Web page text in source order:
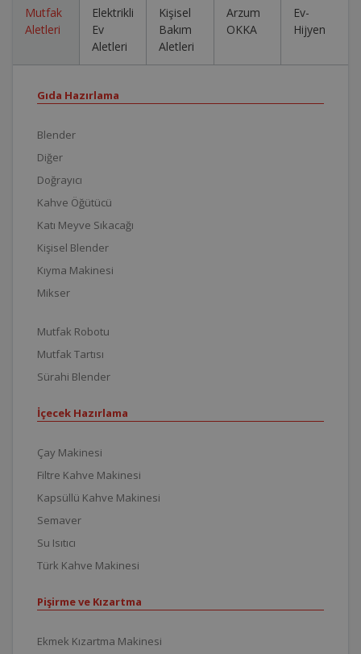
Mutfak
Aletleri
Elektrikli
Ev
Aletleri
Kişisel
Bakım
Aletleri
Arzum
OKKA
Ev-
Hijyen
Gıda Hazırlama
Blender
Diğer
Doğrayıcı
Kahve Öğütücü
Katı Meyve Sıkacağı
Kişisel Blender
Kıyma Makinesi
Mikser
Mutfak Robotu
Mutfak Tartısı
Sürahi Blender
İçecek Hazırlama
Çay Makinesi
Filtre Kahve Makinesi
Kapsüllü Kahve Makinesi
Semaver
Su Isıtıcı
Türk Kahve Makinesi
Pişirme ve Kızartma
Ekmek Kızartma Makinesi